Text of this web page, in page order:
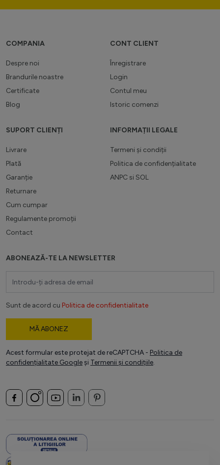
COMPANIA
Despre noi
Brandurile noastre
Certificate
Blog
CONT CLIENT
Înregistrare
Login
Contul meu
Istoric comenzi
SUPORT CLIENȚI
Livrare
Plată
Garanție
Returnare
Cum cumpar
Regulamente promoții
Contact
INFORMAȚII LEGALE
Termeni și condiții
Politica de confidențialitate
ANPC si SOL
ABONEAZĂ-TE LA NEWSLETTER
Sunt de acord cu Politica de confidentialitate
MĂ ABONEZ
Acest formular este protejat de reCAPTCHA - Politica de
confidențialitate Google și Termenii și condițiile.